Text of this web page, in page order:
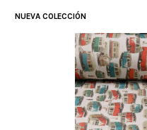
NUEVA COLECCIÓN